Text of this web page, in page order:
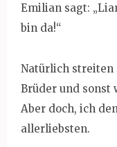
Emilian sagt:
bin da!“
Natürlich streiten
Brüder und sonst
Aber doch, ich
allerliebsten.